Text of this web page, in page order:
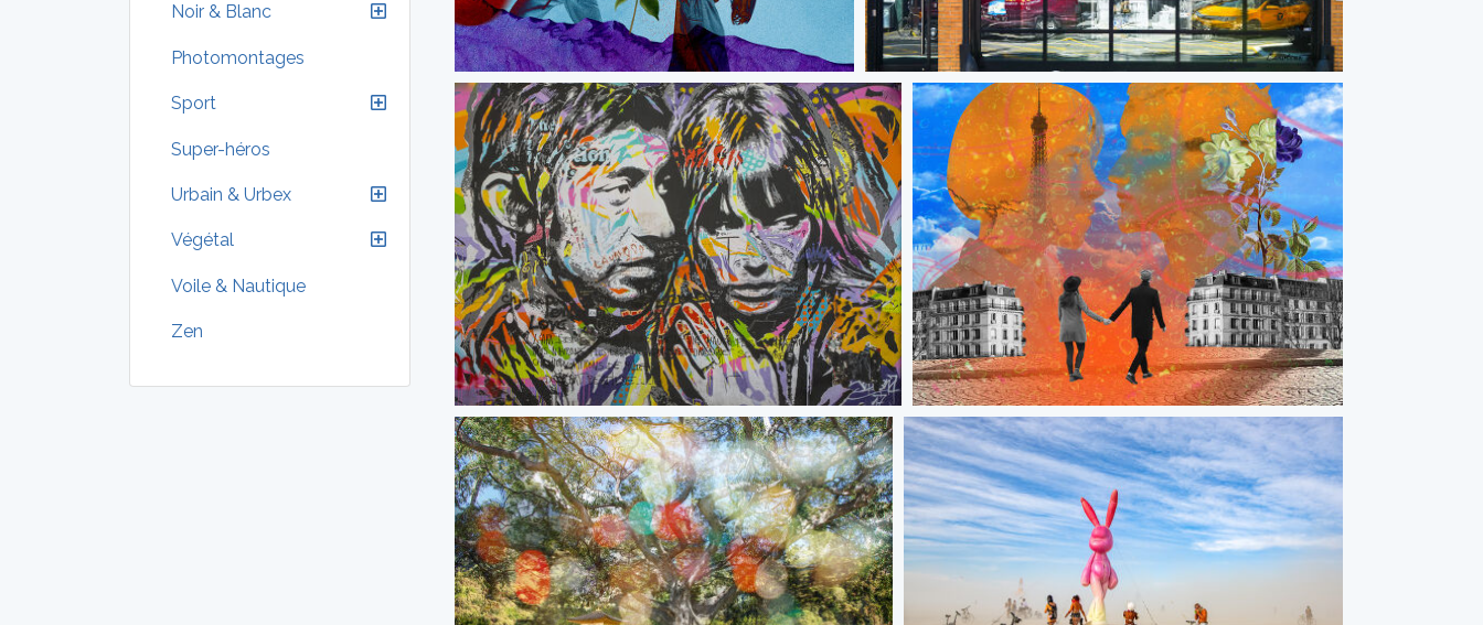
Noir & Blanc
Photomontages
Sport
Super-héros
Urbain & Urbex
Végétal
Voile & Nautique
Zen